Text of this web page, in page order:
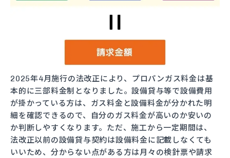
2025年4月施行の法改正により、プロパンガス料金は基
本的に三部料金制となりました。設備貸与等で設備費用
が掛かっている方は、ガス料金と設備料金が分かれた明
細を確認できるので、自分のガス料金が高いのか安いの
か判断しやすくなります。ただ、施工から一定期間は、
法改正以前の設備貸与契約は設備料金に記載しなくても
いいため、分からない点がある方は月々の検針票や請求